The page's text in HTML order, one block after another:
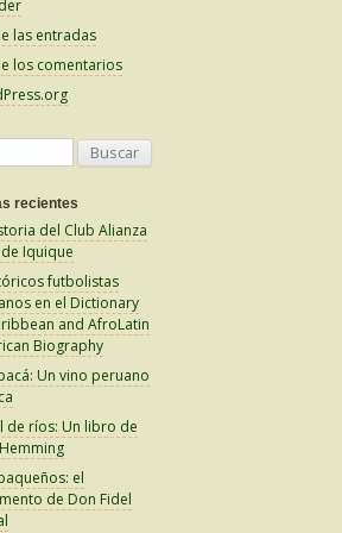
las entradas
los comentarios
recientes
del Club Alianza
Iquique
futbolistas
en el Dictionary
and AfroLatin
Biography
Un vino peruano
de ríos: Un libro de
el
de Don Fidel